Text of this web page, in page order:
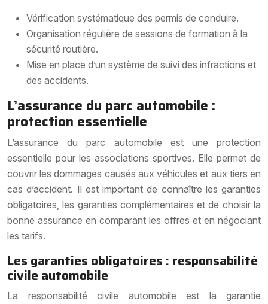
Vérification systématique des permis de conduire.
Organisation régulière de sessions de formation à la
sécurité routière.
Mise en place d’un système de suivi des infractions et
des accidents.
L’assurance du parc automobile :
protection essentielle
L’assurance du parc automobile est une protection
essentielle pour les associations sportives. Elle permet de
couvrir les dommages causés aux véhicules et aux tiers en
cas d’accident. Il est important de connaître les garanties
obligatoires, les garanties complémentaires et de choisir la
bonne assurance en comparant les offres et en négociant
les tarifs.
Les garanties obligatoires : responsabilité
civile automobile
La responsabilité civile automobile est la garantie